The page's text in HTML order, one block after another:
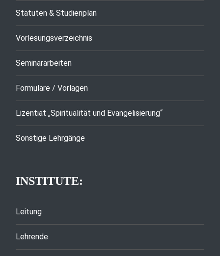
Statuten & Studienplan
Vorlesungsverzeichnis
Seminararbeiten
Formulare / Vorlagen
Lizentiat „Spiritualität und Evangelisierung“
Sonstige Lehrgänge
INSTITUTE:
Leitung
Lehrende